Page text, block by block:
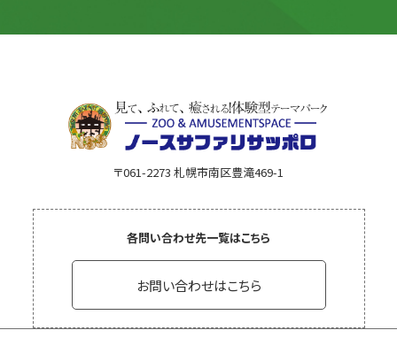
〒061-2273 札幌市南区豊滝469-1
各問い合わせ先一覧はこちら
お問い合わせはこちら